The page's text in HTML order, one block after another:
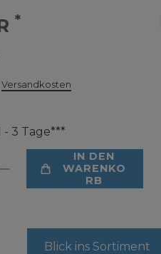
*
Versandkosten
- 3 Tage***
IN DEN
WARENKO
RB
Blick ins Sortiment